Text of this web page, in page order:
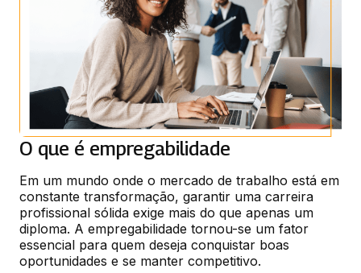
O que é empregabilidade
Em um mundo onde o mercado de trabalho está em
constante transformação, garantir uma carreira
profissional sólida exige mais do que apenas um
diploma. A empregabilidade tornou-se um fator
essencial para quem deseja conquistar boas
oportunidades e se manter competitivo.